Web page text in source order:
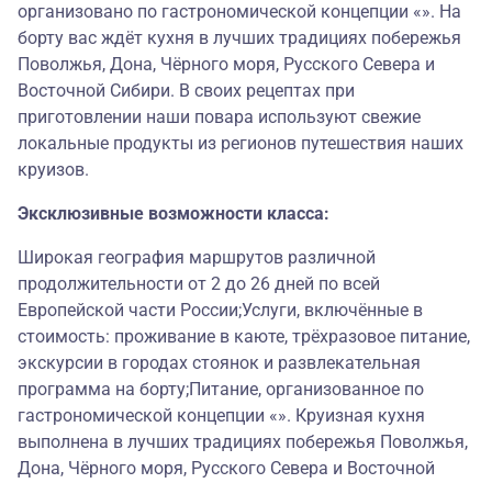
организовано по гастрономической концепции «». На
борту вас ждёт кухня в лучших традициях побережья
Поволжья, Дона, Чёрного моря, Русского Севера и
Восточной Сибири. В своих рецептах при
приготовлении наши повара используют свежие
локальные продукты из регионов путешествия наших
круизов.
Эксклюзивные возможности класса:
Широкая география маршрутов различной
продолжительности от 2 до 26 дней по всей
Европейской части России;Услуги, включённые в
стоимость: проживание в каюте, трёхразовое питание,
экскурсии в городах стоянок и развлекательная
программа на борту;Питание, организованное по
гастрономической концепции «». Круизная кухня
выполнена в лучших традициях побережья Поволжья,
Дона, Чёрного моря, Русского Севера и Восточной